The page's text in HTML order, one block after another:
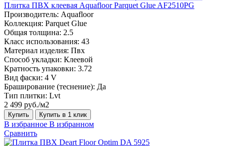
Плитка ПВХ клеевая Aquafloor Parquet Glue AF2510PG
Производитель: Aquafloor
Коллекция: Parquet Glue
Общая толщина: 2.5
Класс использования: 43
Материал изделия: Пвх
Способ укладки: Клеевой
Кратность упаковки: 3.72
Вид фаски: 4 V
Браширование (теснение): Да
Тип плитки: Lvt
2 499 руб./м2
Купить Купить в 1 клик
В избранное В избранном
Сравнить